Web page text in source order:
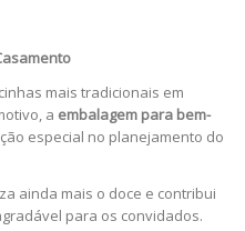
mais tradicionais em
a embalagem para bem-
especial no planejamento do
ainda mais o doce e contribui
para os convidados.